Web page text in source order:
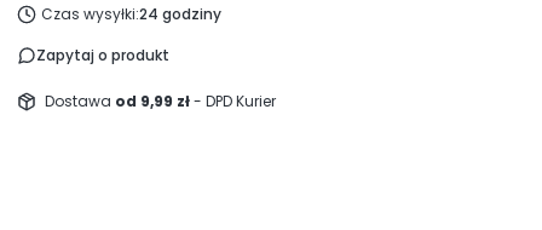
Czas wysyłki:24 godziny
Zapytaj o produkt
Dostawa od 9,99 zł- DPD Kurier